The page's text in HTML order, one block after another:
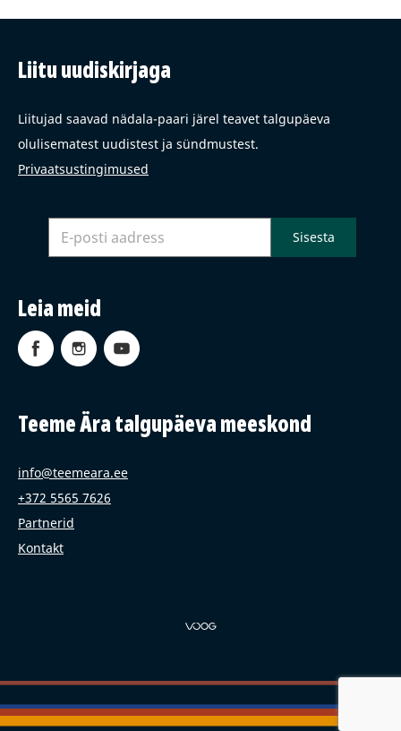
Liitu uudiskirjaga
Liitujad saavad nädala-paari järel teavet talgupäeva
olulisematest uudistest ja sündmustest.
Privaatsustingimused
Leia meid
Teeme Ära talgupäeva meeskond
info@teemeara.ee
+372 5565 7626
Partnerid
Kontakt